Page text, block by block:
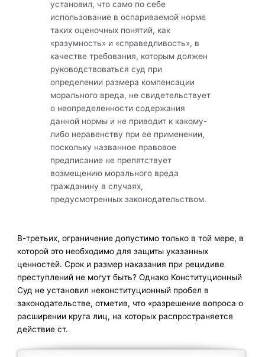
установил, что само по себе
использование в оспариваемой норме
таких оценочных понятий, как
«разумность» и «справедливость», в
качестве требования, которым должен
руководствоваться суд при
определении размера компенсации
морального вреда, не свидетельствует
о неопределенности содержания
данной нормы и не приводит к какому-
либо неравенству при ее применении,
поскольку названное правовое
предписание не препятствует
возмещению морального вреда
гражданину в случаях,
предусмотренных законодательством.
В-третьих, ограничение допустимо только в той мере, в
которой это необходимо для защиты указанных
ценностей. Срок и размер наказания при рецидиве
преступлений не могут быть? Однако Конституционный
Суд не установил неконституционный пробел в
законодательстве, отметив, что «разрешение вопроса о
расширении круга лиц, на которых распространяется
действие ст.